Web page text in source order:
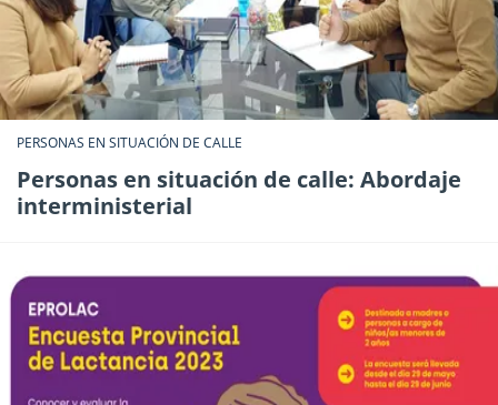
PERSONAS EN SITUACIÓN DE CALLE
Personas en situación de calle: Abordaje
interministerial